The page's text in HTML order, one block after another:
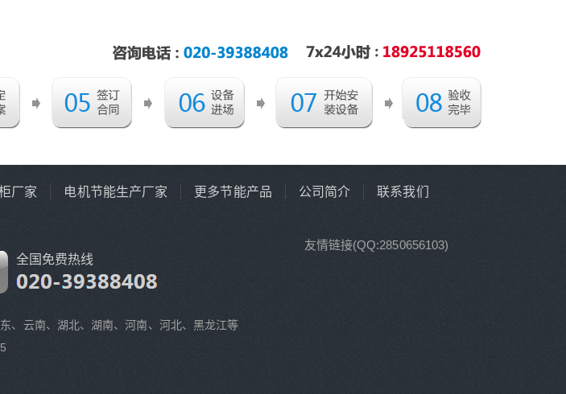
厂家 电机节能生产厂家 更多节能产品 公司简介 联系我们
全国免费热线
友情链接(QQ:2850656103)
、云南、湖北、湖南、河南、河北、黑龙江等